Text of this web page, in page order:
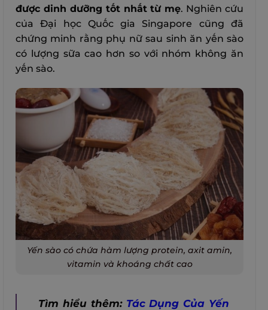
được dinh dưỡng tốt nhất từ mẹ. Nghiên cứu
của Đại học Quốc gia Singapore cũng đã
chứng minh rằng phụ nữ sau sinh ăn yến sào
có lượng sữa cao hơn so với nhóm không ăn
yến sào.
Yến sào có chứa hàm lượng protein, axit amin,
vitamin và khoáng chất cao
Tìm hiểu thêm: Tác Dụng Của Yến